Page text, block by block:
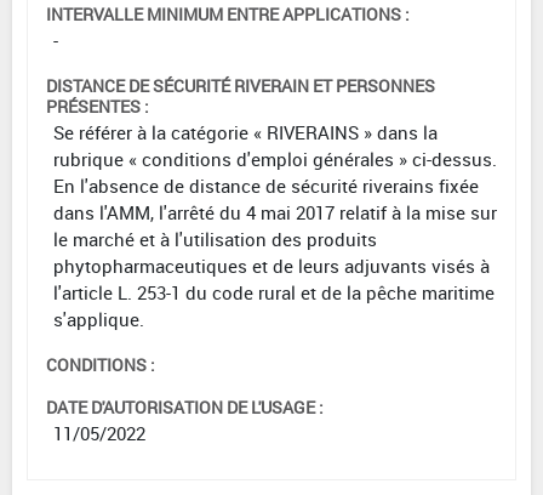
INTERVALLE MINIMUM ENTRE APPLICATIONS :
-
DISTANCE DE SÉCURITÉ RIVERAIN ET PERSONNES
PRÉSENTES :
Se référer à la catégorie « RIVERAINS » dans la
rubrique « conditions d'emploi générales » ci-dessus.
En l'absence de distance de sécurité riverains fixée
dans l'AMM, l'arrêté du 4 mai 2017 relatif à la mise sur
le marché et à l'utilisation des produits
phytopharmaceutiques et de leurs adjuvants visés à
l'article L. 253-1 du code rural et de la pêche maritime
s'applique.
CONDITIONS :
DATE D'AUTORISATION DE L'USAGE :
11/05/2022